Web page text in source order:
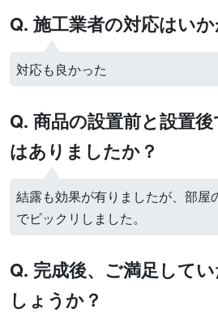
Q. 施工業者の対応はい
対応も良かった
Q. 商品の設置前と設置
はありましたか？
結露も効果が有りましたが、部屋
でビックリしました。
Q. 完成後、ご満足して
しょうか？